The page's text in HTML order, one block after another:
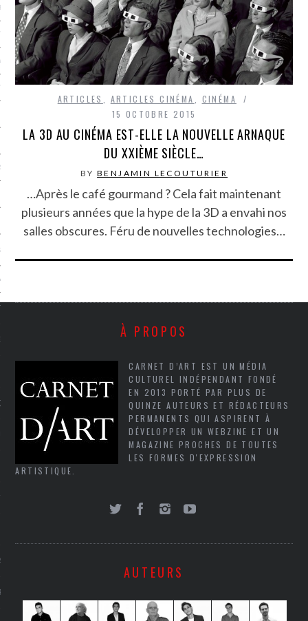
BONHEUR
GUERRE
EN VOD
ARTICLES ARTICLES CINÉMA
CINÉMA
15 OCTOBRE 2015
LA 3D AU CINÉMA EST-ELLE LA NOUVELLE ARNAQUE
DU XXIÈME SIÈCLE…
BYBENJAMIN LECOUTURIER
…Après le café gourmand ? Cela fait maintenant
plusieurs années que la hype de la 3D a envahi nos
salles obscures. Féru de nouvelles technologies…
À PROPOS
CARNET D’ART EST UN MÉDIA
CULTUREL INDÉPENDANT FONDÉ
EN 2013 PORTÉ PAR PLUS DE
QUINZE AUTEURS ET RÉDACTEURS
PERMANENTS QUI ASPIRENT À
DÉVELOPPER UN WEBZINE ET UN
MAGAZINE PROCHES DE TOUTES
LES FORMES D'EXPRESSION
ARTISTIQUE.
AUTEURS